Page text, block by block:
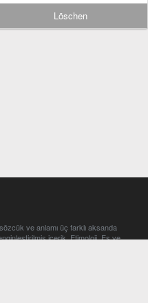
Löschen
ve anlamı üç farklı aksanda
içerik. Etimoloji, Eş ve